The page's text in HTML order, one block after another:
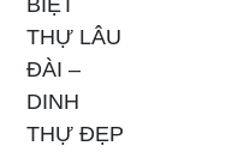
THỰ LÂU
ĐÀI –
DINH
THỰ ĐẸP